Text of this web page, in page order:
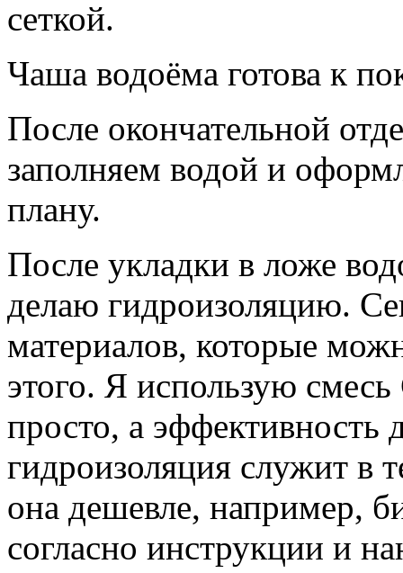
сеткой.
Чаша водоёма готова к
После окончательной
заполняем водой и
плану.
После укладки в ложе
делаю гидроизоляцию.
материалов, которые
этого. Я использую
просто, а эффективность
гидроизоляция служит в
она дешевле, например,
согласно инструкции и